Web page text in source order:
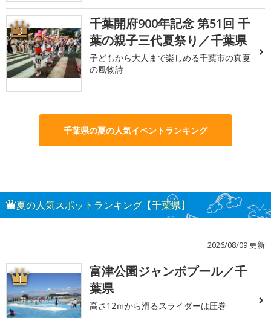
3
千葉開府900年記念 第51回 千
葉の親子三代夏祭り／千葉県
子どもから大人まで楽しめる千葉市の真夏
の風物詩
千葉県の夏の人気イベントランキング
夏の人気スポットランキング【千葉県】
2026/08/09 更新
1
富津公園ジャンボプール／千
葉県
高さ12ｍから滑るスライダーは圧巻